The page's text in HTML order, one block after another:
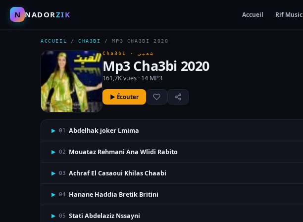
N NADORZIK Accueil Rif Music
ACCUEIL /CHA3BI /MP3 CHA3BI 2020
Cha3bi · شعبي
Mp3 Cha3bi 2020
161,7K vues · 14 MP3
▶ Écouter
▶ 01 Abdelhak joker Lmima
▶ 02 Mouataz Rehmani Ana Wlidi Rabito
▶ 03 Achraf El Casaoui Khilas Chaabi
▶ 04 Hanane Haddia Bretik Britini
▶ 05 Stati Abdelaziz Nssayni